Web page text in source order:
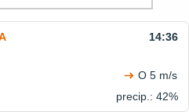
14:36
O 5 m/s
precip.: 42%